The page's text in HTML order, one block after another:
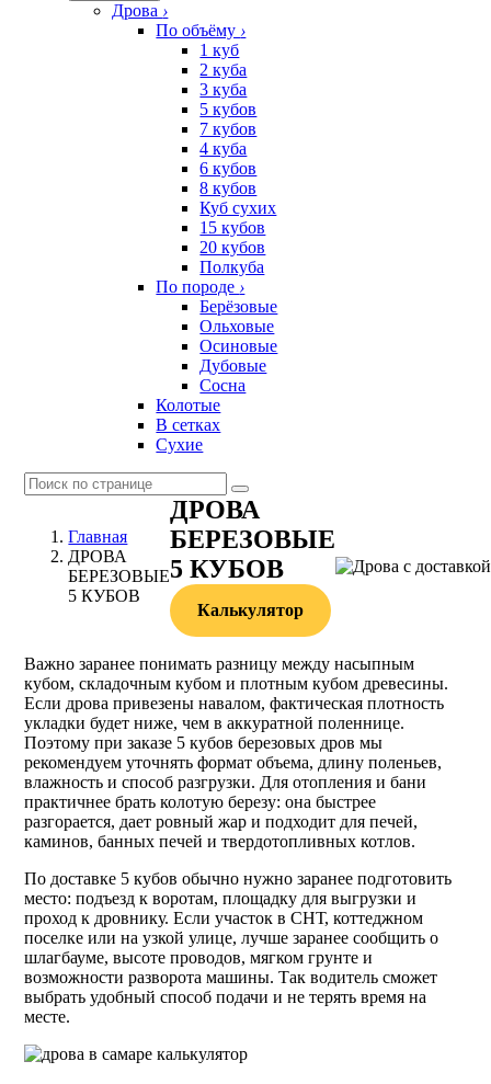
Дрова ›
По объёму ›
1 куб
2 куба
3 куба
5 кубов
7 кубов
4 куба
6 кубов
8 кубов
Куб сухих
15 кубов
20 кубов
Полкуба
По породе ›
Берёзовые
Ольховые
Осиновые
Дубовые
Сосна
Колотые
В сетках
Сухие
Главная
ДРОВА
БЕРЕЗОВЫЕ
5 КУБОВ
ДРОВА
БЕРЕЗОВЫЕ
5 КУБОВ
Калькулятор
Важно заранее понимать разницу между насыпным
кубом, складочным кубом и плотным кубом древесины.
Если дрова привезены навалом, фактическая плотность
укладки будет ниже, чем в аккуратной поленнице.
Поэтому при заказе 5 кубов березовых дров мы
рекомендуем уточнять формат объема, длину поленьев,
влажность и способ разгрузки. Для отопления и бани
практичнее брать колотую березу: она быстрее
разгорается, дает ровный жар и подходит для печей,
каминов, банных печей и твердотопливных котлов.
По доставке 5 кубов обычно нужно заранее подготовить
место: подъезд к воротам, площадку для выгрузки и
проход к дровнику. Если участок в СНТ, коттеджном
поселке или на узкой улице, лучше заранее сообщить о
шлагбауме, высоте проводов, мягком грунте и
возможности разворота машины. Так водитель сможет
выбрать удобный способ подачи и не терять время на
месте.